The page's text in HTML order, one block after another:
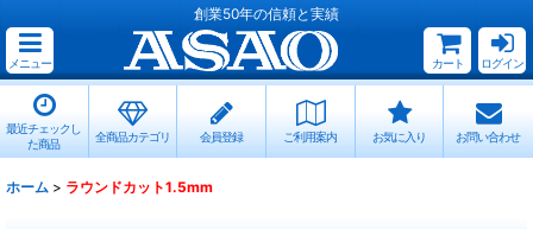
創業50年の信頼と実績
メニュー カート ログイン
最近チェックし
た商品
全商品カテゴリ 会員登録 ご利用案内 お気に入り お問い合わせ
ホーム > ラウンドカット1.5mm